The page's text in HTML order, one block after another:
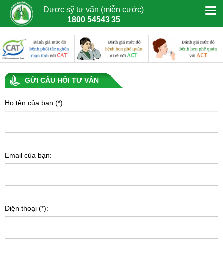
Dược sỹ tư vấn (miễn cước)
1800 54543 35
GỬI CÂU HỎI TƯ VẤN
Họ tên của bạn (*):
Email của bạn:
Điện thoại (*):